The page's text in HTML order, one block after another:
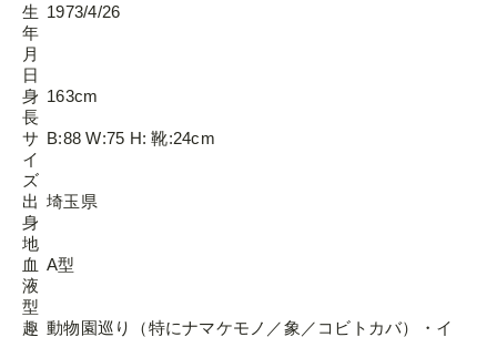
生
年
月
日
1973/4/26
身
長
163cm
サ
イ
ズ
B:88 W:75 H: 靴:24cm
出
身
地
埼玉県
血
液
型
A型
趣 動物園巡り（特にナマケモノ／象／コビトカバ）・イ